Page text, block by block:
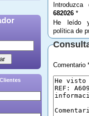
Introduzca
682026 *
He leído
política de
Comentario